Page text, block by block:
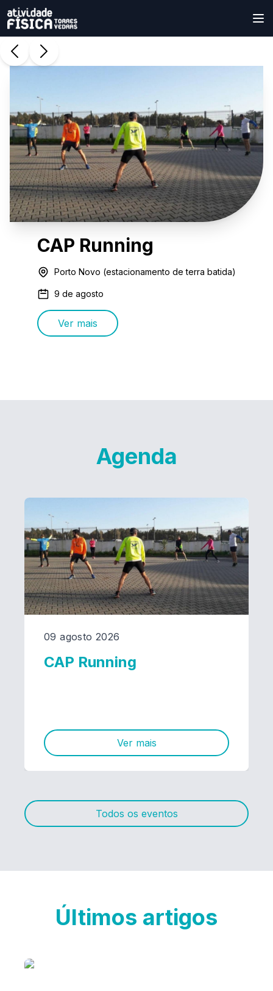
CAP Running
Porto Novo (estacionamento de terra batida)
9 de agosto
Ver mais
Agenda
09 agosto 2026
CAP Running
Ver mais
Todos os eventos
Últimos artigos